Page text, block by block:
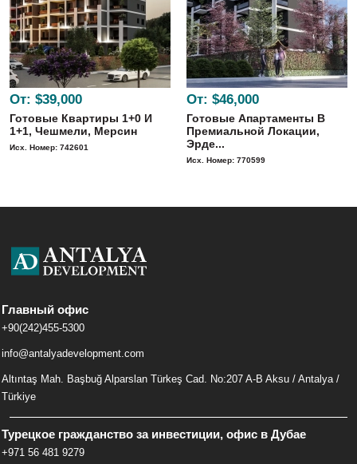
От: $39,000
Готовые Квартиры 1+0 И
1+1, Чешмели, Мерсин
Исх. Номер: 742601
От: $46,000
Готовые Апартаменты В
Премиальной Локации,
Эрде...
Исх. Номер: 770599
Главный офис
+90(242)455-5300
info@antalyadevelopment.com
Altıntaş Mah. Başbuğ Alparslan Türkeş Cad. No:207 A-B Aksu / Antalya /
Türkiye
Турецкое гражданство за инвестиции, офис в Дубае
+971 56 481 9279